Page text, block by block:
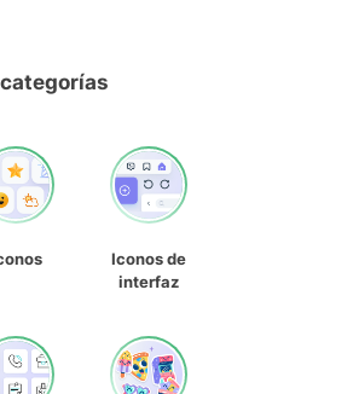
Iconos de
interfaz